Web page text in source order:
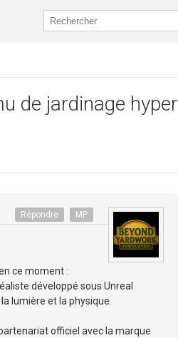
de jardinage hyper
Répondre MP
ce moment :
développé sous Unreal
lumière et la physique.
officiel avec la marque